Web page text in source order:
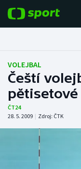
Fotbal
Hokej
Tenis
Atletika
Cyklistika
VOLEJBAL
Čeští
ČT24
28. 5. 2009 | Zdroj: ČTK